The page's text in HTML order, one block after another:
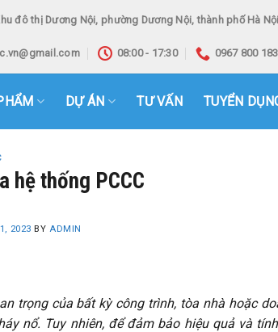
đô thị Dương Nội, phường Dương Nội, thành phố Hà
08:00 - 17:30 0967 800 183
DỰ ÁN TƯ VẤN TUYỂN
hệ thống PCCC
2023 BY ADMIN
trọng của bất kỳ công trình, tòa nhà hoặc
nổ. Tuy nhiên, để đảm bảo hiệu quả và